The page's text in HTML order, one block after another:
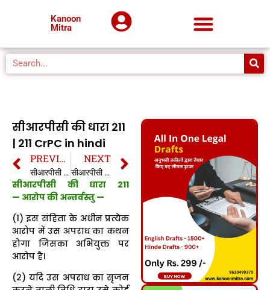
Kanoon
Mitra
सीआरपीसी की धारा 211
| 211 CrPC in hindi
PREVIOUS
सीआरपीसी की धारा 210 | 210 CrPC in hindi
NEXT
सीआरपीसी की धारा 212 | 212 CrPC in hindi
सीआरपीसी की धारा 211
— आरोप की अन्तर्वस्तु —
(1) इस संहिता के अधीन प्रत्येक
आरोप में उस अपराध का कथन
होगा जिसका अभियुक्त पर
आरोप है।
(2) यदि उस अपराध का सृजन